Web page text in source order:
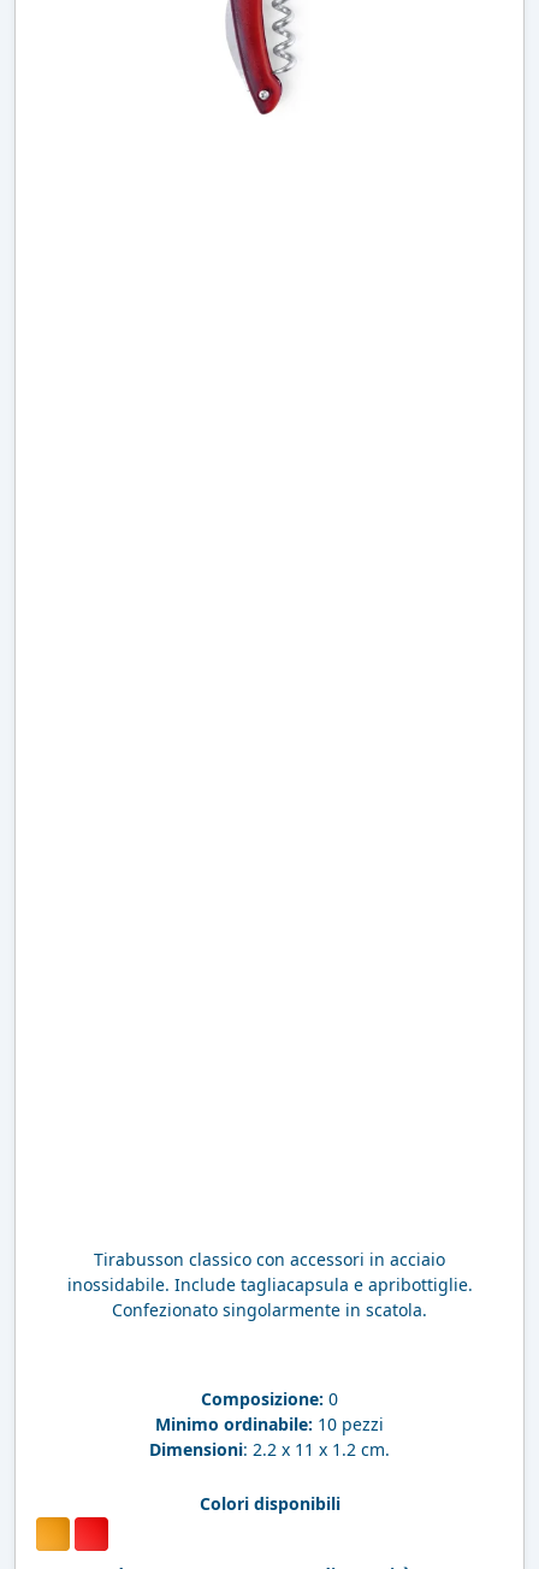
Tirabusson classico con accessori in acciaio
inossidabile. Include tagliacapsula e apribottiglie.
Confezionato singolarmente in scatola.
Composizione: 0
Minimo ordinabile: 10 pezzi
Dimensioni: 2.2 x 11 x 1.2 cm.
Colori disponibili